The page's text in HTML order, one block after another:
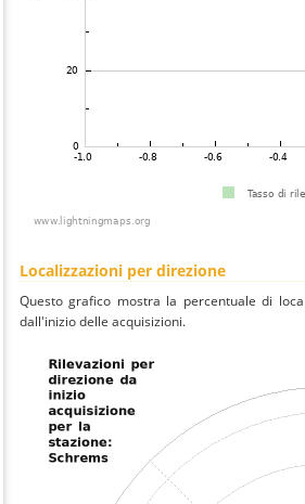
Localizzazioni per direzione
Questo grafico mostra la percentuale di
dall'inizio delle acquisizioni.